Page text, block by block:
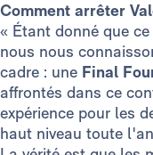
Comment arrêter
« Étant donné que
nous nous
cadre : une Final
affrontés dans ce
expérience pour les
haut niveau toute